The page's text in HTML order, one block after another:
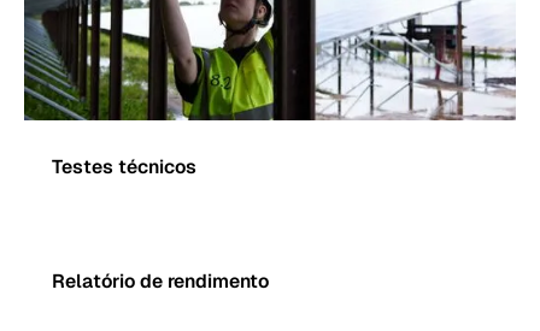
Testes técnicos
Relatório de rendimento